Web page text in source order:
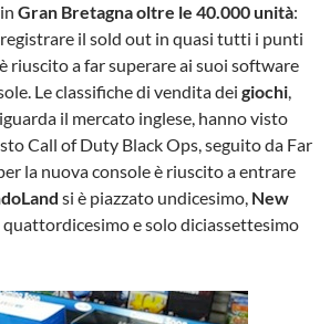
Gran Bretagna oltre le 40.000 unità:
il sold out in quasi tutti i punti
riuscito a far superare ai suoi software
Le classifiche di vendita dei giochi,
il mercato inglese, hanno visto
Call of Duty Black Ops, seguito da Far
la nuova console è riuscito a entrare
si è piazzato undicesimo, New
quattordicesimo e solo diciassettesimo